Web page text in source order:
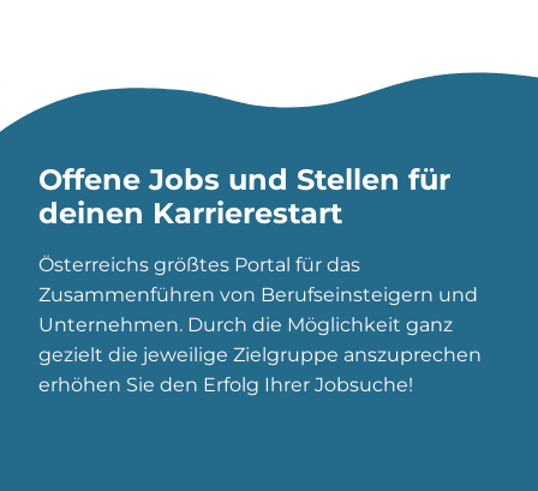
Offene Jobs und Stellen für
deinen Karrierestart
Österreichs größtes Portal für das
Zusammenführen von Berufseinsteigern und
Unternehmen. Durch die Möglichkeit ganz
gezielt die jeweilige Zielgruppe anszuprechen
erhöhen Sie den Erfolg Ihrer Jobsuche!